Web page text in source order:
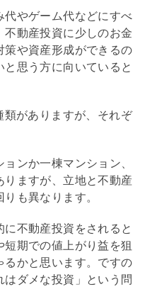
やゲーム代などにすべ
動産投資に少しのお金
策や資産形成ができるの
思う方に向いていると
がありますが、それぞ
ンか一棟マンション、
りますが、立地と不動産
り も異なります。
不動産投資をされると
期での値上がり益を狙
るかと思います。ですの
ダメな投資」という問